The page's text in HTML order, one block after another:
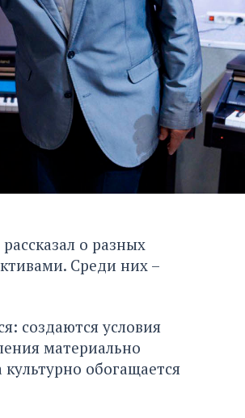
о разных
Среди них –
создаются условия
материально
обогащается